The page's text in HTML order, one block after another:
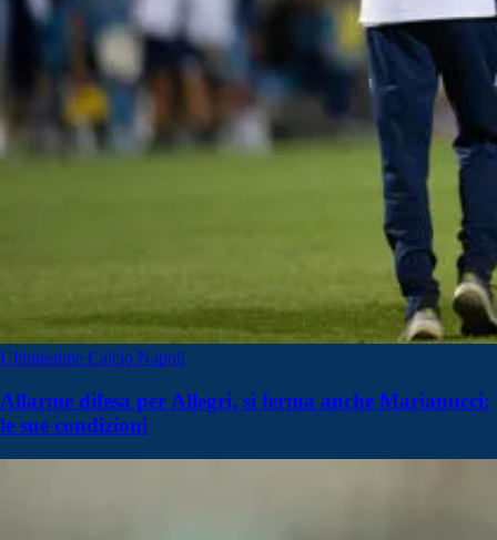
Ultimissime Calcio Napoli
Allarme difesa per Allegri, si ferma anche Marianucci:
le sue condizioni